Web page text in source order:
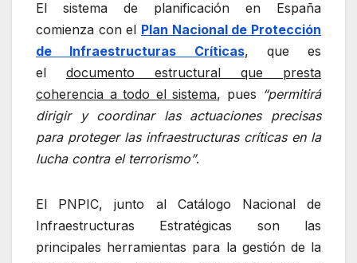
El sistema de planificación en España
comienza con el Plan Nacional de Protección
de Infraestructuras Críticas, que es
el documento estructural que presta
coherencia a todo el sistema, pues “permitirá
dirigir y coordinar las actuaciones precisas
para proteger las infraestructuras críticas en la
lucha contra el terrorismo”.
El PNPIC, junto al Catálogo Nacional de
Infraestructuras Estratégicas son las
principales herramientas para la gestión de la